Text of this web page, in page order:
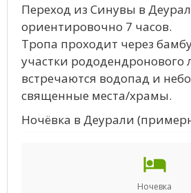
Переход из Синувы в
ориентировочно 7 часов.
Тропа проходит через
участки рододендронового
встречаются водопад и
священные места/храмы.
Ночёвка в Деурали
Ночевка